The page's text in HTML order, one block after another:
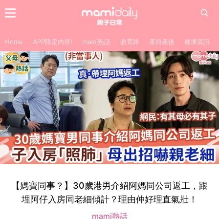
Home APP限定內容! mami熱話 教育路 產前產後 健康資訊
【媽寶同事？】30歲港男介紹阿媽同公司返工，跟
埋阿仔入房同老細傾計？理由仲好理直氣壯！
mami熱話